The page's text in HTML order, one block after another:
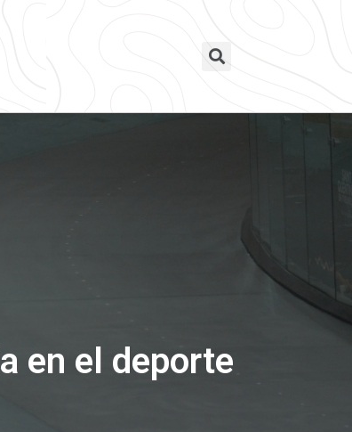
en el deporte